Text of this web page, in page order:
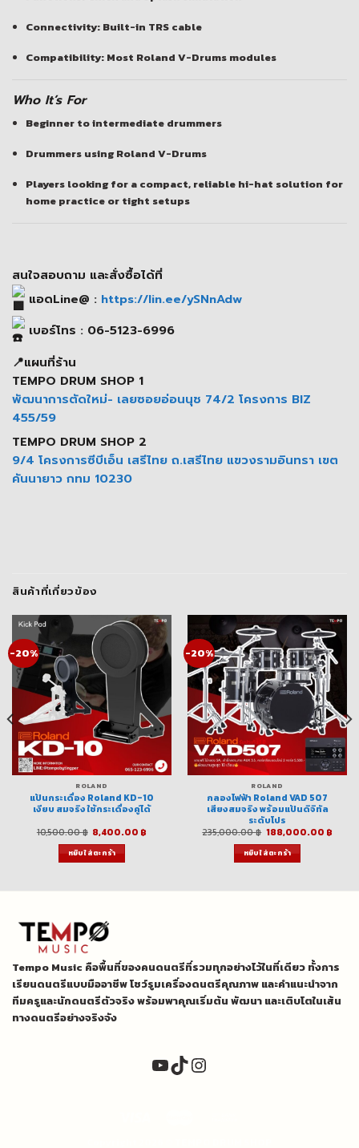
Connectivity: Built-in TRS cable
Compatibility: Most Roland V-Drums modules
Who It’s For
Beginner to intermediate drummers
Drummers using Roland V-Drums
Players looking for a compact, reliable hi-hat solution for
home practice or tight setups
สนใจสอบถาม และสั่งซื้อได้ที่
แอดLine@ : https://lin.ee/ySNnAdw
เบอร์โทร : 06-5123-6996
📍แผนที่ร้าน
TEMPO DRUM SHOP 1
พัฒนาการตัดใหม่- เลยซอยอ่อนนุช 74/2 โครงการ BIZ
455/59
TEMPO DRUM SHOP 2
9/4 โครงการซีบีเอ็น เสรีไทย ถ.เสรีไทย แขวงรามอินทรา เขต
คันนายาว กทม 10230
สินค้าที่เกี่ยวข้อง
-20%
ROLAND
แป้นกระเดื่อง Roland KD-10
เงียบ สมจริง ใช้กระเดื่องคู่ได้
10,500.00฿ Original
price
was:
10,500.00 ฿.
8,400.00 ฿
หยิบใส่ตะกร้า
-20%
ROLAND
กลองไฟฟ้า Roland VAD 507
เสียงสมจริง พร้อมแป้นดิจิทัล
ระดับโปร
235,000.00฿ Original
price
was:
235,000.00 ฿.
188,000.00 ฿
หยิบใส่ตะกร้า
Tempo Music คือพื้นที่ของคนดนตรีที่รวมทุกอย่างไว้ในที่เดียว ทั้งการ
เรียนดนตรีแบบมืออาชีพ โชว์รูมเครื่องดนตรีคุณภาพ และคำแนะนำจาก
ทีมครูและนักดนตรีตัวจริง พร้อมพาคุณเริ่มต้น พัฒนา และเติบโตในเส้น
ทางดนตรีอย่างจริงจัง
YouTube
TikTok
Instagram